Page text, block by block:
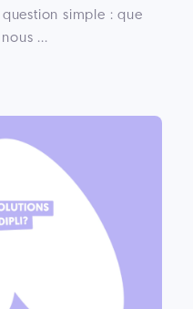
question simple : que
...